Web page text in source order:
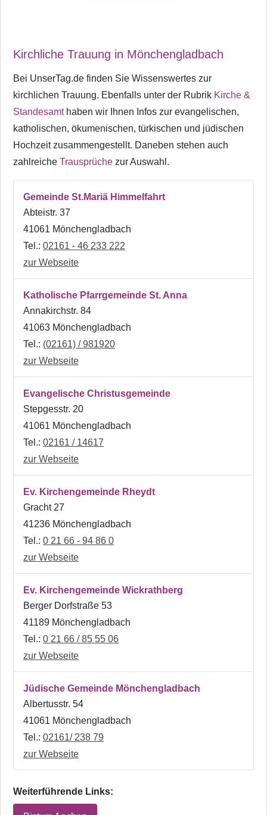
Kirchliche Trauung in Mönchengladbach
Bei UnserTag.de finden Sie Wissenswertes zur
kirchlichen Trauung. Ebenfalls unter der Rubrik Kirche &
Standesamthaben wir Ihnen Infos zur evangelischen,
katholischen, ökumenischen, türkischen und jüdischen
Hochzeit zusammengestellt. Daneben stehen auch
zahlreiche Trausprüche zur Auswahl.
Gemeinde St.Mariä Himmelfahrt
Abteistr. 37
41061 Mönchengladbach
Tel.: 02161 - 46 233 222
zur Webseite
Katholische Pfarrgemeinde St. Anna
Annakirchstr. 84
41063 Mönchengladbach
Tel.: (02161) / 981920
zur Webseite
Evangelische Christusgemeinde
Stepgesstr. 20
41061 Mönchengladbach
Tel.: 02161 / 14617
zur Webseite
Ev. Kirchengemeinde Rheydt
Gracht 27
41236 Mönchengladbach
Tel.: 0 21 66 - 94 86 0
zur Webseite
Ev. Kirchengemeinde Wickrathberg
Berger Dorfstraße 53
41189 Mönchengladbach
Tel.: 0 21 66 / 85 55 06
zur Webseite
Jüdische Gemeinde Mönchengladbach
Albertusstr. 54
41061 Mönchengladbach
Tel.: 02161/ 238 79
zur Webseite
Weiterführende Links: